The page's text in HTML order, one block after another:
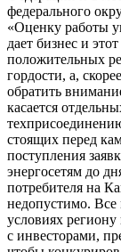
федерального
«Оценку работы
дает бизнес и
положительных
гордости, а,
обратить
касается
стоящих перед
поступления
энергосетям до
потребителя на
недопустимо.
условиях
с инвесторами,